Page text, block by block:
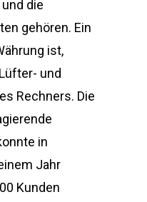
die
gehören. Ein
ist,
und
Rechners. Die
in
Jahr
Kunden